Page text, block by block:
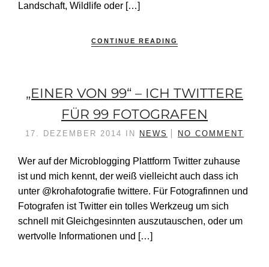
Landschaft, Wildlife oder […]
CONTINUE READING
„EINER VON 99“ – ICH TWITTERE
FÜR 99 FOTOGRAFEN
17. DEZEMBER 2014 IN NEWS NO COMMENT
Wer auf der Microblogging Plattform Twitter zuhause
ist und mich kennt, der weiß vielleicht auch dass ich
unter @krohafotografie twittere. Für Fotografinnen und
Fotografen ist Twitter ein tolles Werkzeug um sich
schnell mit Gleichgesinnten auszutauschen, oder um
wertvolle Informationen und […]